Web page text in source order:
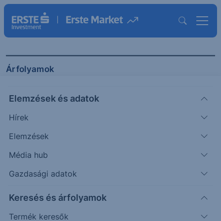
Elemzések és adatok
Hírek
Elemzések
Média hub
Gazdasági adatok
Keresés és árfolyamok
Termék keresők
Árfolyamok
INDEX DEVIZA BÉT CERTIFIKÁTOK
BUX
Napon belüli
147000
148000